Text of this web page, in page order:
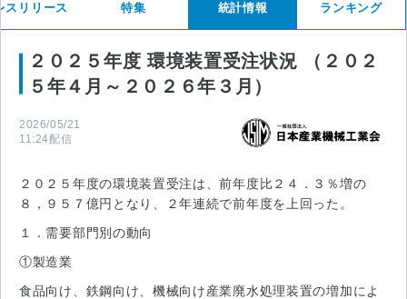
スリリース 特集 統計情報 ランキング
２０２５年度 環境装置受注状況 （２０２
５年４月～２０２６年３月）
2026/05/21
11:24配信
２０２５年度の環境装置受注は、前年度比２４．３％増の
８，９５７億円となり、２年連続で前年度を上回った。
１．需要部門別の動向
①製造業
食品向け、鉄鋼向け、機械向け産業廃水処理装置の増加によ